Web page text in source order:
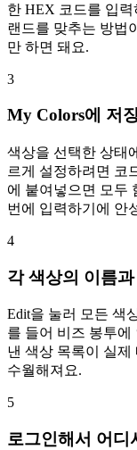
한 HEX 코드를 입
랜드를 맞추는 방법
만 하면 돼요.
3
My Colors에 저
색상을 선택한 상태
르게 설정하려면 코
에 붙여넣으면 모두
번에 입력하기에 안
4
각 색상의 이름과
Edit을 눌러 모든 색
를 들어 비즈 봉투
낸 색상 목록이 실제
수월해져요.
5
로그인해서 어디